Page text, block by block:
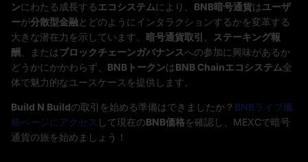
ンにわたる成長するエコシステムにより、 BNB暗号通貨はユーザ
ーが分散型金融とどのようにインタラクションするかを変革する
大きな潜在力を示しています。 暗号通貨取引
ステーキング報
酬
、またはブロックチェーンガバナンスへの参加に興味があるか
どうかにかかわらず、 BNBトークンはBNB Chainエコシステム全
体で魅力的なユースケースを提供します。
Build N Buildの取引を始める準備はできましたか？ BNBライブ価
格ページにアクセス して現在のBNB価格を確認し、MEXCで暗号
通貨の旅を始めましょう！